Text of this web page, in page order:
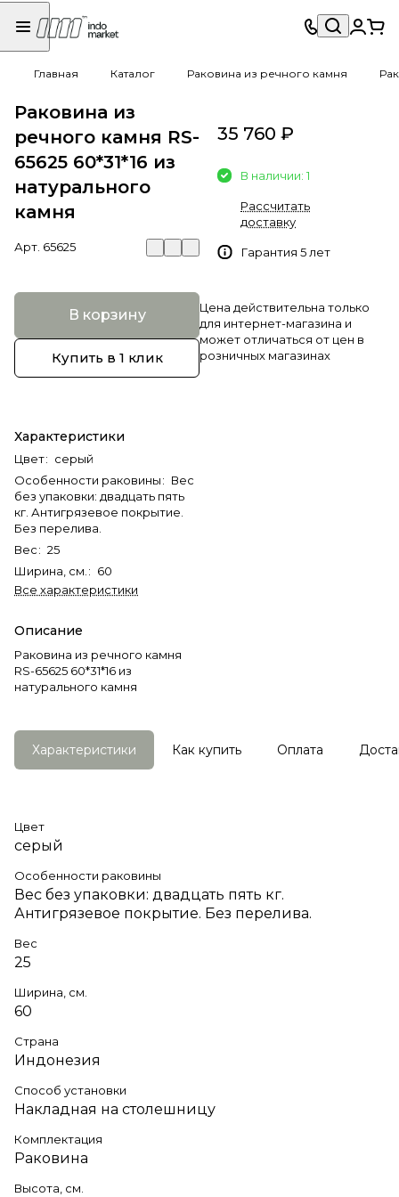
Главная Каталог Раковина из речного камня
Раковина из
речного камня RS-
65625 60*31*16 из
натурального
камня
Арт. 65625
В корзину
Купить в 1 клик
Характеристики
Цвет: серый
Особенности раковины: Вес
без упаковки: двадцать пять
кг. Антигрязевое покрытие.
Без перелива.
Вес: 25
Ширина, см. : 60
Все характеристики
Описание
Раковина из речного камня
RS-65625 60*31*16 из
натурального камня
35 760 ₽
В наличии: 1
Рассчитать
доставку
Гарантия 5 лет
Цена действительна только
для интернет-магазина и
может отличаться от цен в
розничных магазинах
Характеристики Как купить Оплата
Цвет
серый
Особенности раковины
Вес без упаковки: двадцать пять кг.
Антигрязевое покрытие. Без перелива.
Вес
25
Ширина, см.
60
Страна
Индонезия
Способ установки
Накладная на столешницу
Комплектация
Раковина
Высота, см.